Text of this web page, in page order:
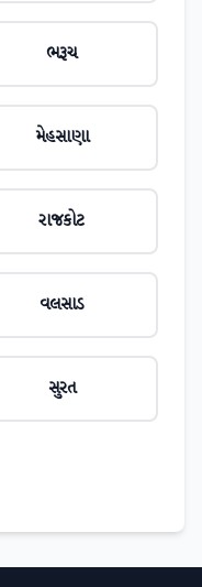
ભરૂચ
મેહસાણા
રાજકોટ
વલસાડ
સુરત